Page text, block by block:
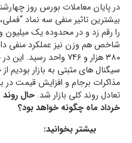
در پایان معاملات بورس روز
۳۸۰ هزار و ۷۴۶ واحد
سیگنال های مثبتی به بازار بودیم
مذاکرات برجام و افزایش قیمت
تعادل روند کلی بازار شد. حال
خرداد ماه چگونه خواهد بود؟
بیشتر بخوانید: